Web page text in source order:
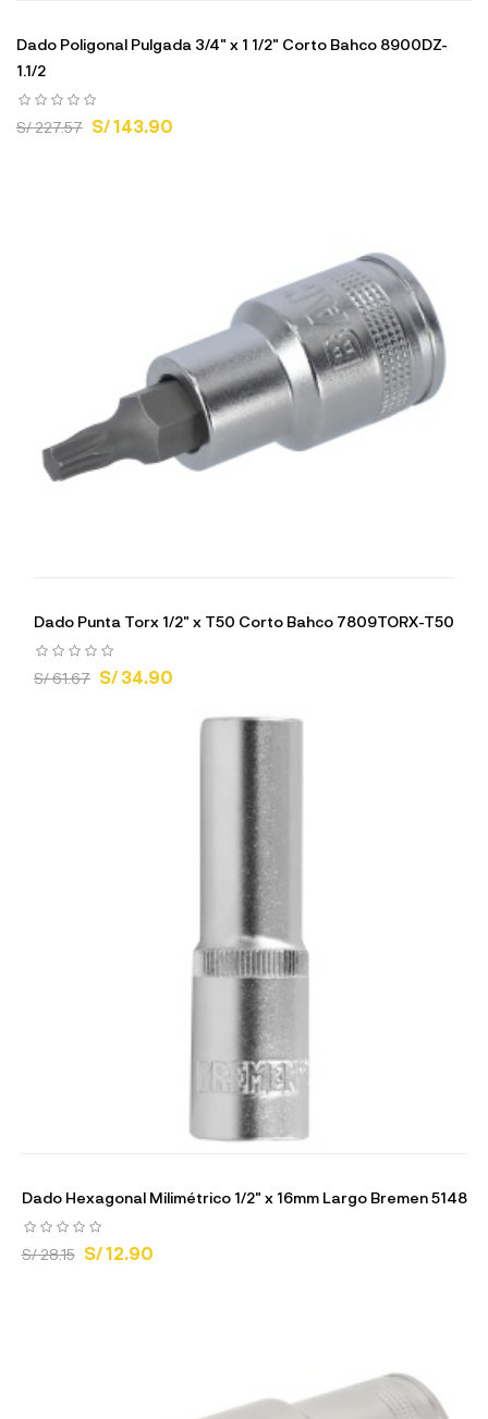
Dado Poligonal Pulgada 3/4" x 1 1/2" Corto Bahco 8900DZ-
1.1/2
S/ 227.57 S/ 143.90
Dado Punta Torx 1/2" x T50 Corto Bahco 7809TORX-T50
S/ 61.67 S/ 34.90
Dado Hexagonal Milimétrico 1/2" x 16mm Largo Bremen 5148
S/ 28.15 S/ 12.90